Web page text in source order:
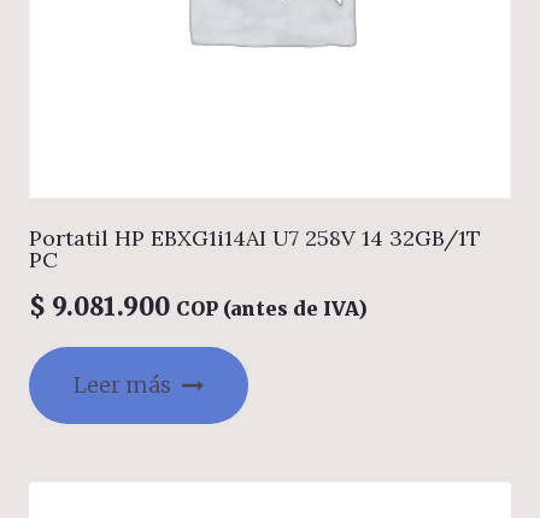
Portatil HP EBXG1i14AI U7 258V 14 32GB/1T
PC
$ 9.081.900 COP (antes de IVA)
Leer más